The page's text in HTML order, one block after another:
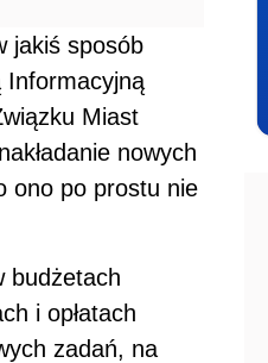
jakiś sposób
Informacyjną
Miast
nowych
ono po prostu nie
budżetach
i opłatach
zadań, na